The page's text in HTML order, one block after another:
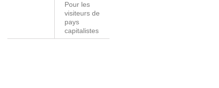
Pour les
visiteurs de
pays
capitalistes